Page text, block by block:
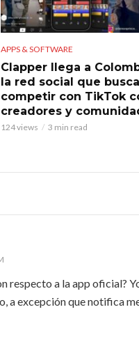
APPS & SOFTWARE
Clapper llega a
la red social que busca
competir con TikTok
creadores y
124 views 3 min read
respecto a la app oficial?
a excepción que notifica